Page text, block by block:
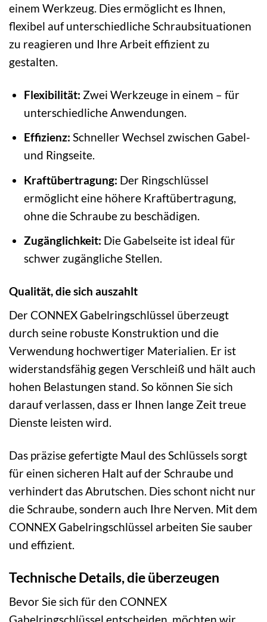
einem Werkzeug. Dies ermöglicht es Ihnen,
flexibel auf unterschiedliche Schraubsituationen
zu reagieren und Ihre Arbeit effizient zu
gestalten.
Flexibilität: Zwei Werkzeuge in einem – für
unterschiedliche Anwendungen.
Effizienz: Schneller Wechsel zwischen Gabel-
und Ringseite.
Kraftübertragung: Der Ringschlüssel
ermöglicht eine höhere Kraftübertragung,
ohne die Schraube zu beschädigen.
Zugänglichkeit: Die Gabelseite ist ideal für
schwer zugängliche Stellen.
Qualität, die sich auszahlt
Der CONNEX Gabelringschlüssel überzeugt
durch seine robuste Konstruktion und die
Verwendung hochwertiger Materialien. Er ist
widerstandsfähig gegen Verschleiß und hält auch
hohen Belastungen stand. So können Sie sich
darauf verlassen, dass er Ihnen lange Zeit treue
Dienste leisten wird.
Das präzise gefertigte Maul des Schlüssels sorgt
für einen sicheren Halt auf der Schraube und
verhindert das Abrutschen. Dies schont nicht nur
die Schraube, sondern auch Ihre Nerven. Mit dem
CONNEX Gabelringschlüssel arbeiten Sie sauber
und effizient.
Technische Details, die überzeugen
Bevor Sie sich für den CONNEX